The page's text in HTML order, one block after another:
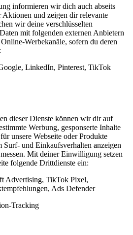
informieren wir dich auch abseits
Aktionen und zeigen dir relevante
wir deine verschlüsselten
mit folgenden externen Anbietern
Werbekanäle, sofern du deren
LinkedIn, Pinterest, TikTok
dieser Dienste können wir dir auf
Werbung, gesponserte Inhalte
unsere Webseite oder Produkte
Surf- und Einkaufsverhalten anzeigen
Mit deiner Einwilligung setzen
folgende Drittdienste ein:
Advertising, TikTok Pixel,
Ads Defender
Tracking